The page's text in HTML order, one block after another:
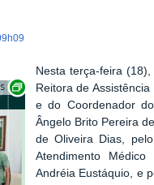
Exibir carrossel de imagens
Nesta terça-feira
Reitora de
e do Coordenador
Ângelo Brito Pereira
de Oliveira Dias,
Atendimento Médico
Andréia Eustáquio, e